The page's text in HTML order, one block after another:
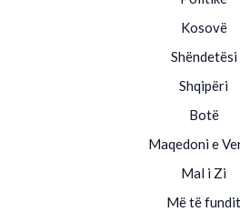
Kosovë
Shëndetësi
Shqipëri
Botë
Maqedoni e
Mal i Zi
Më të fundit